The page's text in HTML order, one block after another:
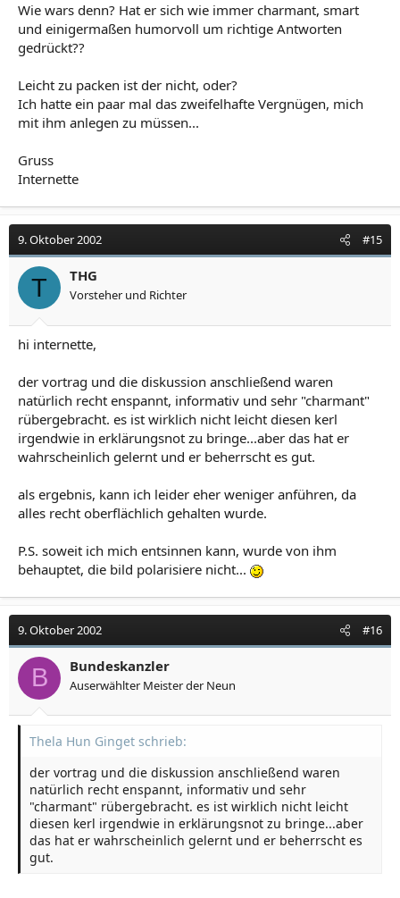
Wie wars denn? Hat er sich wie immer charmant, smart
und einigermaßen humorvoll um richtige Antworten
gedrückt??
Leicht zu packen ist der nicht, oder?
Ich hatte ein paar mal das zweifelhafte Vergnügen, mich
mit ihm anlegen zu müssen...
Gruss
Internette
9. Oktober 2002 #15
T THG
Vorsteher und Richter
hi internette,
der vortrag und die diskussion anschließend waren
natürlich recht enspannt, informativ und sehr "charmant"
rübergebracht. es ist wirklich nicht leicht diesen kerl
irgendwie in erklärungsnot zu bringe...aber das hat er
wahrscheinlich gelernt und er beherrscht es gut.
als ergebnis, kann ich leider eher weniger anführen, da
alles recht oberflächlich gehalten wurde.
P.S. soweit ich mich entsinnen kann, wurde von ihm
behauptet, die bild polarisiere nicht...
9. Oktober 2002 #16
B Bundeskanzler
Auserwählter Meister der Neun
Thela Hun Ginget schrieb:
der vortrag und die diskussion anschließend waren
natürlich recht enspannt, informativ und sehr
"charmant" rübergebracht. es ist wirklich nicht leicht
diesen kerl irgendwie in erklärungsnot zu bringe...aber
das hat er wahrscheinlich gelernt und er beherrscht es
gut.